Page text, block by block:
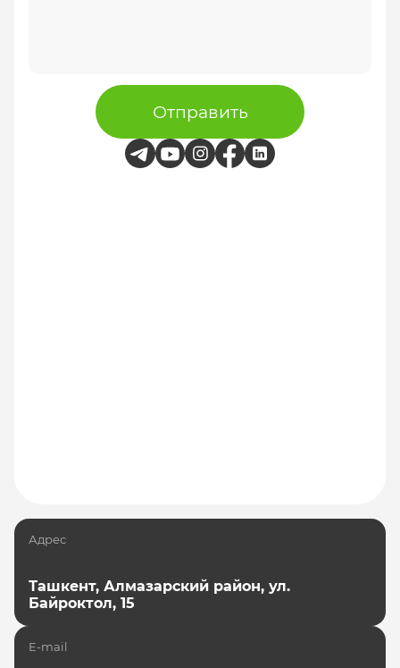
Отправить
Адрес
Ташкент, Алмазарский район, ул.
Байроктол, 15
E-mail